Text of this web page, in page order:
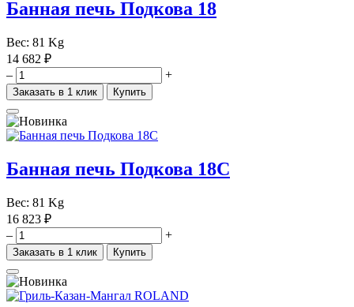
Банная печь Подкова 18
Вес: 81 Kg
14 682 ₽
–
+
Заказать в 1 клик Купить
Банная печь Подкова 18С
Вес: 81 Kg
16 823 ₽
–
+
Заказать в 1 клик Купить